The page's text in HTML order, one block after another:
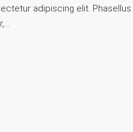
adipiscing elit. Phasellus